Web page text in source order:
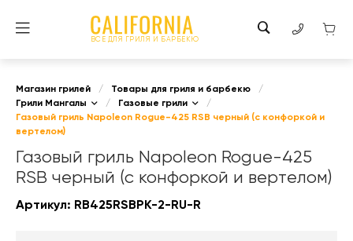
ВСЕ ДЛЯ ГРИЛЯ И БАРБЕКЮ
Магазин грилей / Товары для гриля и барбекю
/
Грили Мангалы
/ Газовые грили
/
Газовый гриль Napoleon Rogue-425 RSB черный (с конфоркой и
вертелом)
Газовый гриль Napoleon Rogue-425
RSB черный (с конфоркой и вертелом)
Артикул: RB425RSBPK-2-RU-R